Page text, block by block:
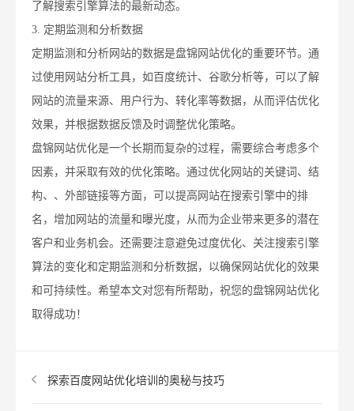
了解搜索引擎算法的最新动态。
3. 定期监测和分析数据
定期监测和分析网站的数据是盘锦网站优化的重要环节。通
过使用网站分析工具，如百度统计、谷歌分析等，可以了解
网站的流量来源、用户行为、转化率等数据，从而评估优化
效果，并根据数据反馈及时调整优化策略。
盘锦网站优化是一个长期而复杂的过程，需要综合考虑多个
因素，并采取有效的优化策略。通过优化网站的关键词、结
构、、外部链接等方面，可以提高网站在搜索引擎中的排
名，增加网站的流量和曝光度，从而为企业带来更多的潜在
客户和业务机会。还需要注意避免过度优化、关注搜索引擎
算法的变化和定期监测和分析数据，以确保网站优化的效果
和可持续性。希望本文对您有所帮助，祝您的盘锦网站优化
取得成功！
探索百度网站优化培训的奥秘与技巧